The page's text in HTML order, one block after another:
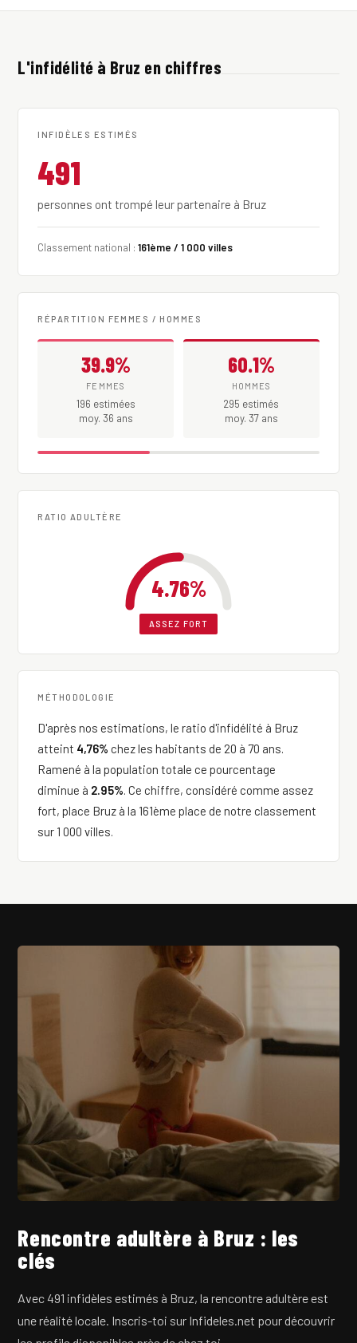
L'infidélité à Bruz en chiffres
INFIDÈLES ESTIMÉS
491
personnes ont trompé leur partenaire à Bruz
Classement national :161ème / 1 000 villes
RÉPARTITION FEMMES / HOMMES
39.9%
FEMMES
196 estimées
moy. 36 ans
60.1%
HOMMES
295 estimés
moy. 37 ans
RATIO ADULTÈRE
4.76%
ASSEZ FORT
MÉTHODOLOGIE
D'après nos estimations, le ratio d'infidélité à Bruz
atteint 4,76% chez les habitants de 20 à 70 ans.
Ramené à la population totale ce pourcentage
diminue à 2.95%. Ce chiffre, considéré comme assez
fort, place Bruz à la 161ème place de notre classement
sur 1 000 villes.
Rencontre adultère à Bruz : les
clés
Avec 491 infidèles estimés à Bruz, la rencontre adultère est
une réalité locale. Inscris-toi sur Infideles.net pour découvrir